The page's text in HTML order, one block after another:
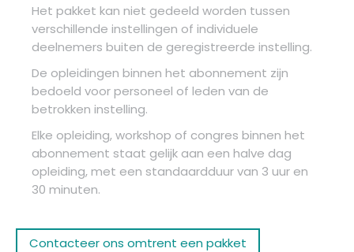
Het pakket kan niet gedeeld worden tussen
verschillende instellingen of individuele
deelnemers buiten de geregistreerde instelling.
De opleidingen binnen het abonnement zijn
bedoeld voor personeel of leden van de
betrokken instelling.
Elke opleiding, workshop of congres binnen het
abonnement staat gelijk aan een halve dag
opleiding, met een standaardduur van 3 uur en
30 minuten.
Contacteer ons omtrent een pakket